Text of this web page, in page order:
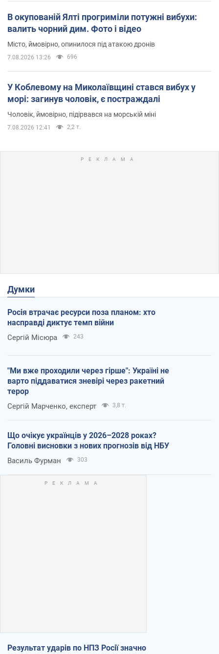
В окупованій Ялті прогриміли потужні вибухи:
валить чорний дим. Фото і відео
Місто, ймовірно, опинилося під атакою дронів
7.08.2026 13:26 696
У Коблевому на Миколаївщині стався вибух у
морі: загинув чоловік, є постраждалі
Чоловік, ймовірно, підірвався на морській міні
7.08.2026 12:41 2,2 т.
Думки
Росія втрачає ресурси поза планом: хто
насправді диктує темп війни
Сергій Місюра 243
"Ми вже проходили через гірше": Україні не
варто піддаватися зневірі через ракетний
терор
Сергій Марченко, експерт 3,8 т.
Що очікує українців у 2026–2028 роках?
Головні висновки з нових прогнозів від НБУ
Василь Фурман 303
Результат ударів по НПЗ Росії значно